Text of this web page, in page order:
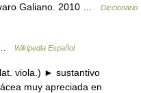
Galiano. 2010 …
Diccionario
… Wikipedia Español
viola.) ► sustantivo
muy apreciada en